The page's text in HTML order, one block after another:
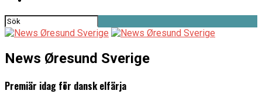
News Øresund Sverige
Premiär idag för dansk elfärja